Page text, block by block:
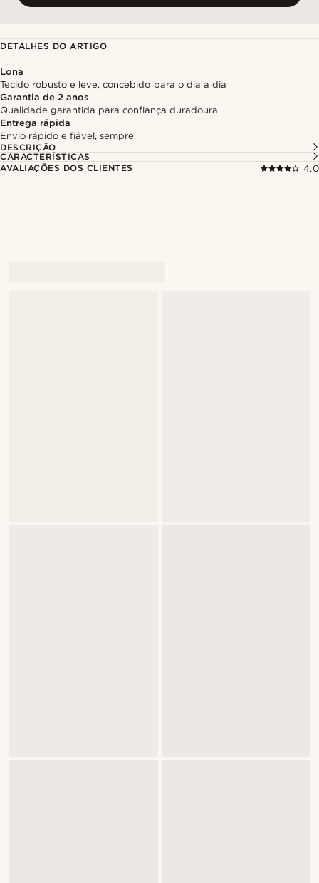
DETALHES DO ARTIGO
Lona
Tecido robusto e leve, concebido para o dia a dia
Garantia de 2 anos
Qualidade garantida para confiança duradoura
Entrega rápida
Envio rápido e fiável, sempre.
DESCRIÇÃO
CARACTERÍSTICAS
AVALIAÇÕES DOS CLIENTES
4.0